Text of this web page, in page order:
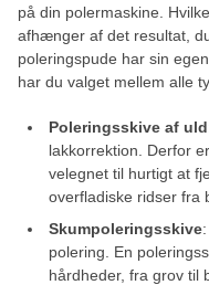
på din polermaskine.
afhænger af det resultat,
poleringspude har sin
har du valget mellem alle
Poleringsskive af uld
lakkorrektion. Derfor
velegnet til hurtigt at
overfladiske ridser fra
Skumpoleringsskive
polering. En
hårdheder, fra grov til